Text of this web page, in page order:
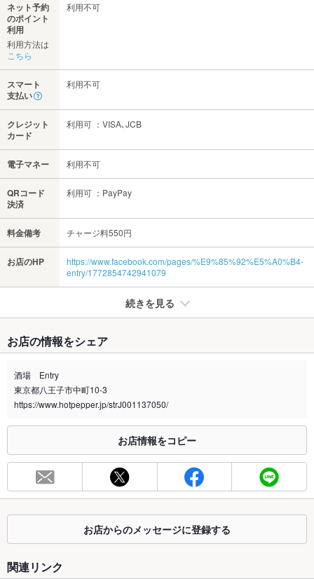
ネット予約
のポイント
利用
利用方法は
こちら
利用不可
スマート
支払い
利用不可
クレジット
カード
利用可 ：VISA､JCB
電子マネー 利用不可
QRコード
決済
利用可 ：PayPay
料金備考 チャージ料550円
お店のHP
https://www.facebook.com/pages/%E9%85%92%E5%A0%B4-
entry/1772854742941079
続きを見る
禁煙・喫煙
全席喫煙可
喫煙専用室 なし
合わせください。
お席
26席(カウンター/2名席/6名席)
容人数
個室 なし ：店内奥にお席を貸切にできます
座敷
お店の情報をシェア
酒場 Entry
東京都八王子市中町10-3
https://www.hotpepper.jp/strJ001137050/
お店情報をコピー
お店からのメッセージに登録する
関連リンク